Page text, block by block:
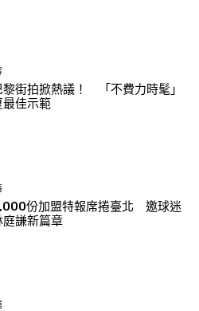
黎街拍掀熱議！ 「不費力時髦」
最佳示範
份加盟特報席捲臺北 邀球迷
庭謙新篇章